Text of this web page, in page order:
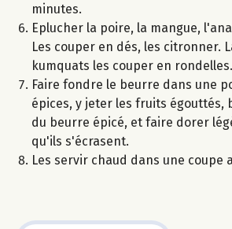
minutes.
Eplucher la poire, la mangue,
Les couper en dés, les citronner.
kumquats les couper en rondelles.
Faire fondre le beurre dans une
épices, y jeter les fruits égouttés,
du beurre épicé, et faire dorer
qu'ils s'écrasent.
Les servir chaud dans une coupe